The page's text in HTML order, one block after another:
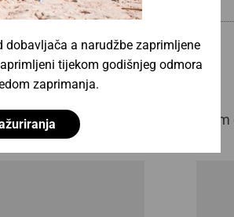
a narudžbe zaprimljene
tijekom godišnjeg odmora
zaprimanja.
kao i izvrsnim odnosom